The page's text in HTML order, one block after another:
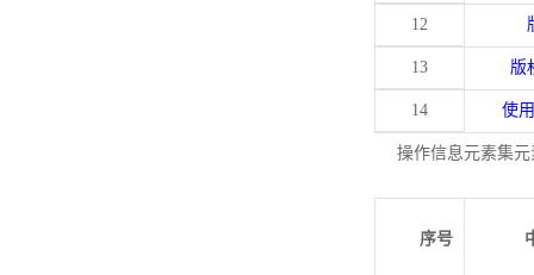
12
13 版
14 使
操作信息元素集
序号